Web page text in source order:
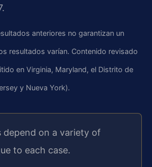
anteriores no garantizan un
resultados varían. Contenido revisado
en Virginia, Maryland, el Distrito de
y Nueva York).
depend on a variety of
to each case.